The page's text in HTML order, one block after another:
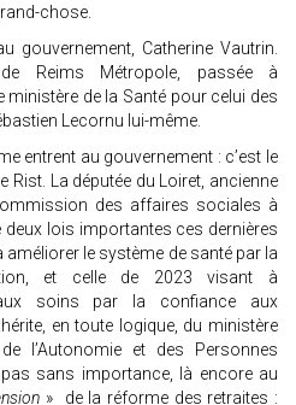
chose.
gouvernement, Catherine Vautrin.
de Reims Métropole, passée à
ministère de la Santé pour celui des
Lecornu lui-même.
entrent au gouvernement : c’est le
Rist. La députée du Loiret, ancienne
des affaires sociales à
deux lois importantes ces dernières
améliorer le système de santé par la
et celle de 2023 visant à
aux soins par la confiance aux
en toute logique, du ministère
l’Autonomie et des Personnes
pas sans importance, là encore au
» de la réforme des retraites :